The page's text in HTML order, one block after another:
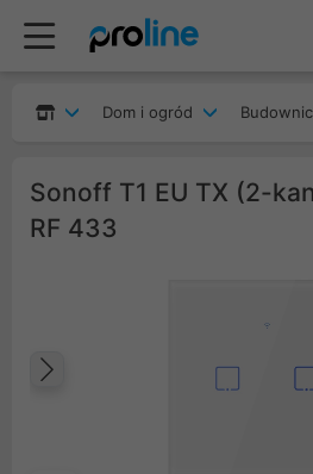
Dom i ogród
Sonoff T1 EU TX (2-
RF 433
Poprzedni